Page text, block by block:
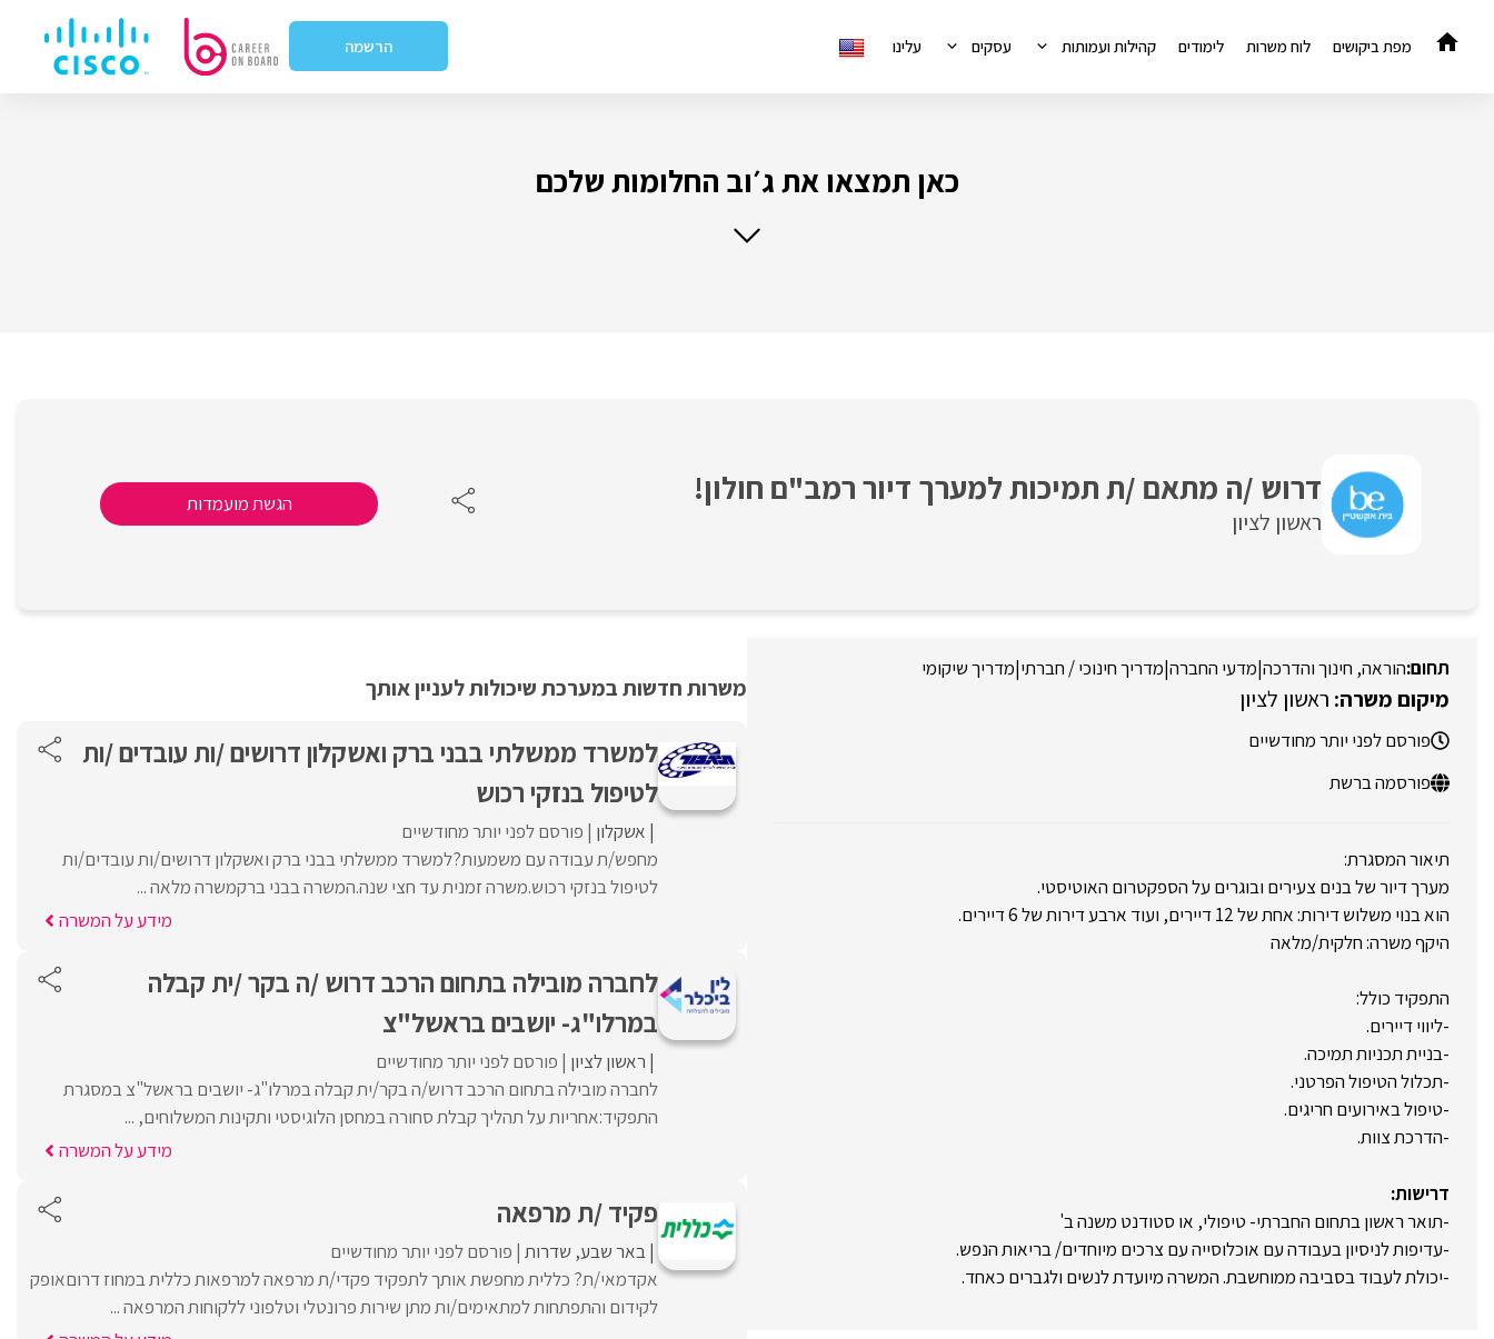
לתוכן
מפת ביקושים לוח משרות לימודים קהילות ועמותות עסקים עלינו הרשמה
כאן תמצאו את ג׳וב החלומות שלכם
דרוש /ה מתאם /ת תמיכות למערך דיור רמב"ם חולון!
ראשון לציון
הגשת מועמדות
הוראה, חינוך והדרכה|מדעי החברה|מדריך חינוכי / חברתי|מדריך שיקומי
ראשון לציון
פורסם לפני יותר מחודשיים
פורסמה ברשת
תיאור המסגרת:
מערך דיור של בנים צעירים ובוגרים על הספקטרום האוטיסטי.
הוא בנוי משלוש דירות: אחת של 12 דיירים, ועוד ארבע דירות של 6 דיירים.
היקף משרה: חלקית/מלאה
התפקיד כולל:
-ליווי דיירים.
-בניית תכניות תמיכה.
-תכלול הטיפול הפרטני.
-טיפול באירועים חריגים.
-הדרכת צוות.
דרישות:
-תואר ראשון בתחום החברתי- טיפולי, או סטודנט משנה ב'
-עדיפות לניסיון בעבודה עם אוכלוסייה עם צרכים מיוחדים/ בריאות הנפש.
-יכולת לעבוד בסביבה ממוחשבת. המשרה מיועדת לנשים ולגברים כאחד.
משרות חדשות במערכת שיכולות לעניין אותך
למשרד ממשלתי בבני ברק ואשקלון דרושים /ות עובדים /ות
לטיפול בנזקי רכוש
אשקלון פורסם לפני יותר מחודשיים
מחפש/ת עבודה עם משמעות?למשרד ממשלתי בבני ברק ואשקלון דרושים/ות עובדים/ות
לטיפול בנזקי רכוש.משרה זמנית עד חצי שנה.המשרה בבני ברקמשרה מלאה ...
מידע על המשרה
לחברה מובילה בתחום הרכב דרוש /ה בקר /ית קבלה
במרלו"ג- יושבים בראשל"צ
ראשון לציון פורסם לפני יותר מחודשיים
לחברה מובילה בתחום הרכב דרוש/ה בקר/ית קבלה במרלו"ג- יושבים בראשל"צ במסגרת
התפקיד:אחריות על תהליך קבלת סחורה במחסן הלוגיסטי ותקינות המשלוחים, ...
מידע על המשרה
פקיד /ת מרפאה
באר שבע שדרות פורסם לפני יותר מחודשיים
אקדמאי/ת? כללית מחפשת אותך לתפקיד פקדי/ת מרפאה למרפאות כללית במחוז דרוםאופק
לקידום והתפתחות למתאימים/ות מתן שירות פרונטלי וטלפוני ללקוחות המרפאה ...